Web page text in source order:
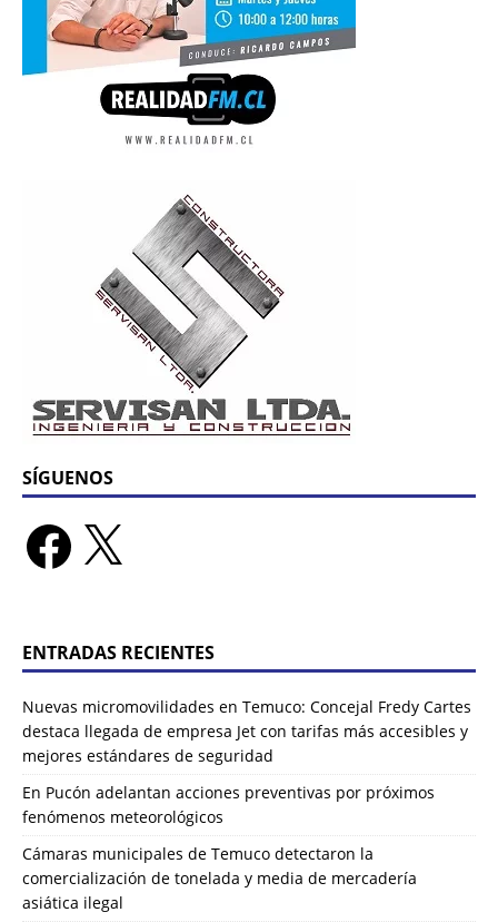
SÍGUENOS
ENTRADAS RECIENTES
Nuevas micromovilidades en Temuco: Concejal Fredy Cartes
destaca llegada de empresa Jet con tarifas más accesibles y
mejores estándares de seguridad
En Pucón adelantan acciones preventivas por próximos
fenómenos meteorológicos
Cámaras municipales de Temuco detectaron la
comercialización de tonelada y media de mercadería
asiática ilegal